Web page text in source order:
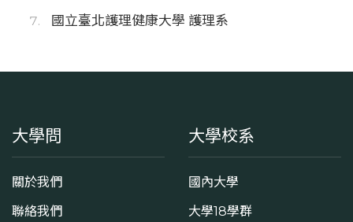
國立臺北護理健康大學 護理系
大學問
關於我們
聯絡我們
大學校系
國內大學
大學18學群